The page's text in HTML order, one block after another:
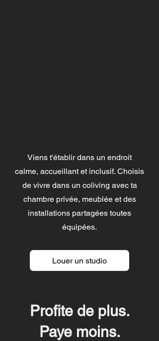
Viens t'établir dans un endroit
calme, accueillant et inclusif. Choisis
de vivre dans un coliving avec ta
chambre privée, meublée et des
installations partagées toutes
équipées.
Louer un studio
Profite de plus.
Paye moins.